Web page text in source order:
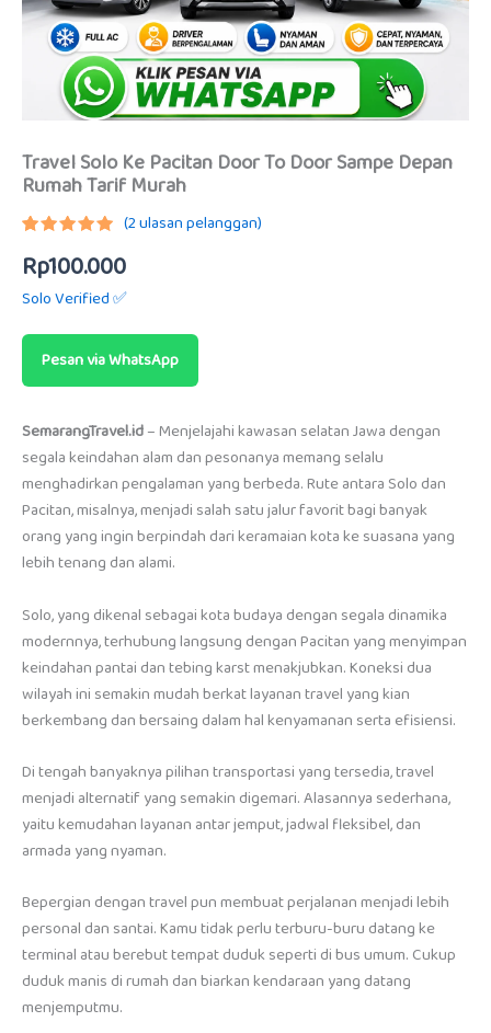
Travel Solo Ke Pacitan Door To Door Sampe Depan
Rumah Tarif Murah
5.00dari
5
berdasarkan
penilaian
(2ulasan pelanggan)
Rp100.000
Solo Verified ✅
Pesan via WhatsApp
SemarangTravel.id– Menjelajahi kawasan selatan Jawa dengan
segala keindahan alam dan pesonanya memang selalu
menghadirkan pengalaman yang berbeda. Rute antara Solo dan
Pacitan, misalnya, menjadi salah satu jalur favorit bagi banyak
orang yang ingin berpindah dari keramaian kota ke suasana yang
lebih tenang dan alami.
Solo, yang dikenal sebagai kota budaya dengan segala dinamika
modernnya, terhubung langsung dengan Pacitan yang menyimpan
keindahan pantai dan tebing karst menakjubkan. Koneksi dua
wilayah ini semakin mudah berkat layanan travel yang kian
berkembang dan bersaing dalam hal kenyamanan serta efisiensi.
Di tengah banyaknya pilihan transportasi yang tersedia, travel
menjadi alternatif yang semakin digemari. Alasannya sederhana,
yaitu kemudahan layanan antar jemput, jadwal fleksibel, dan
armada yang nyaman.
Bepergian dengan travel pun membuat perjalanan menjadi lebih
personal dan santai. Kamu tidak perlu terburu-buru datang ke
terminal atau berebut tempat duduk seperti di bus umum. Cukup
duduk manis di rumah dan biarkan kendaraan yang datang
menjemputmu.